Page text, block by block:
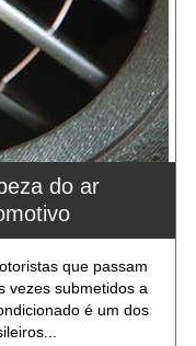
do ar
que passam
vezes submetidos a
é um dos